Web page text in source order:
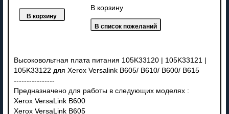
В корзину
Высоковольтная плата питания 105K33120 | 105K33121 |
105K33122 для Xerox Versalink B605/ B610/ B600/ B615
----------------
Предназначено для работы в следующих моделях :
Xerox VersaLink B600
Xerox VersaLink B605